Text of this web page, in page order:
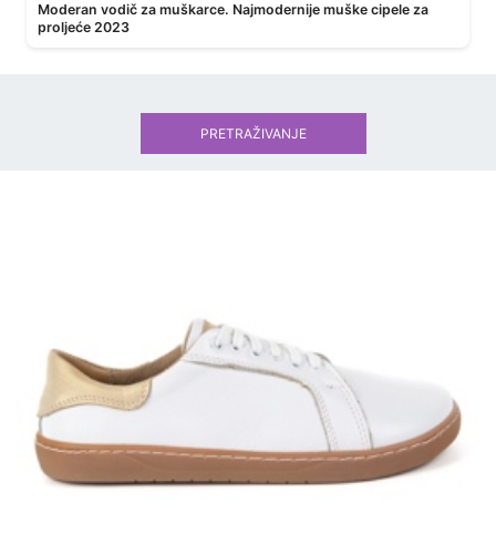
Moderan vodič za muškarce. Najmodernije muške cipele za
proljeće 2023
PRETRAŽIVANJE